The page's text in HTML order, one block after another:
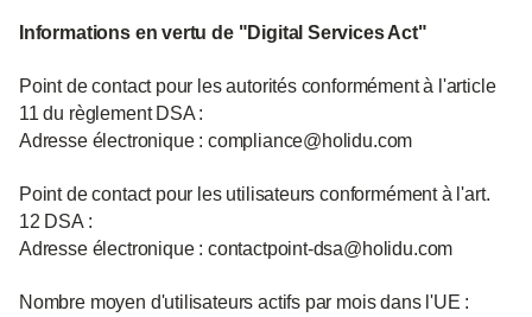
Informations en vertu de "Digital Services Act"
Point de contact pour les autorités conformément à l'article
11 du règlement DSA :
Adresse électronique : compliance@holidu.com
Point de contact pour les utilisateurs conformément à l'art.
12 DSA :
Adresse électronique : contactpoint-dsa@holidu.com
Nombre moyen d'utilisateurs actifs par mois dans l'UE :